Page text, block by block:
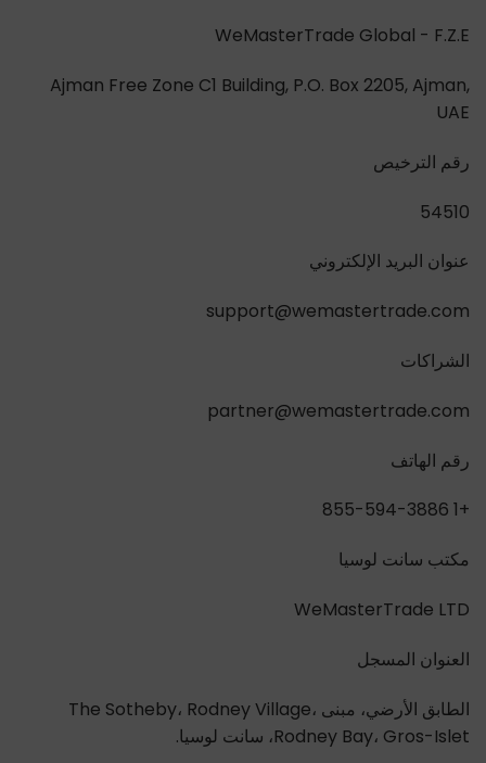
WeMasterTrade Global - F.Z.E
Ajman Free Zone C1 Building, P.O. Box 2205, Ajman,
UAE
رقم الترخيص
54510
عنوان البريد الإلكتروني
support@wemastertrade.com
الشراكات
partner@wemastertrade.com
رقم الهاتف
+1 855-594-3886
مكتب سانت لوسيا
WeMasterTrade LTD
العنوان المسجل
الطابق الأرضي، مبنى The Sotheby، Rodney Village،
Rodney Bay، Gros-Islet، سانت لوسيا.